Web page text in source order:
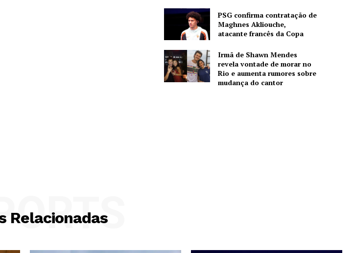
PSG confirma contratação de
Maghnes Akliouche,
atacante francês da Copa
Irmã de Shawn Mendes
revela vontade de morar no
Rio e aumenta rumores sobre
mudança do cantor
Relacionadas